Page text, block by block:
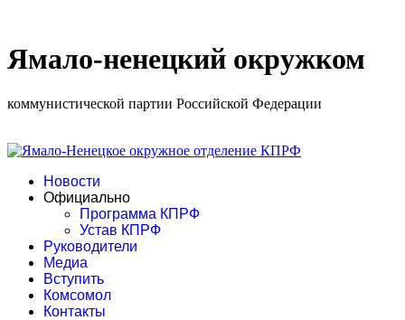
Ямало-ненецкий окружком
коммунистической партии Российской Федерации
Новости
Официально
Программа КПРФ
Устав КПРФ
Руководители
Медиа
Вступить
Комсомол
Контакты